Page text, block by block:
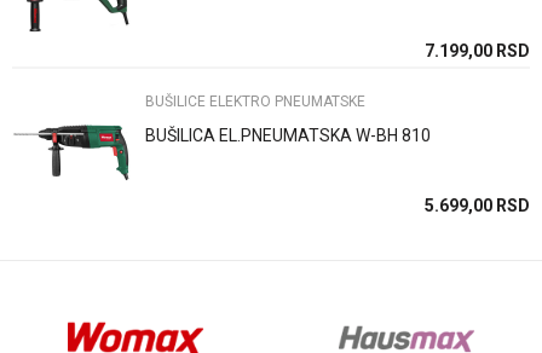
Anti-spam zaštita - izračunajte koliko je 4 + 1 :
POŠALJI
7.199,00 RSD
BUŠILICE ELEKTRO PNEUMATSKE
BUŠILICA EL.PNEUMATSKA W-BH 810
5.699,00 RSD